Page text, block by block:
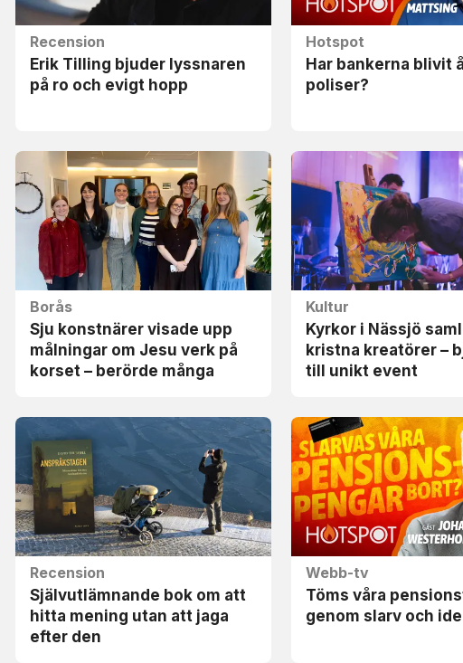
Recension
Erik Tilling bjuder lyssnaren
på ro och evigt hopp
Hotspot
Har bankerna blivit
poliser?
Borås
Sju konstnärer visade upp
målningar om Jesu verk på
korset – berörde många
Kultur
Kyrkor i Nässjö
kristna kreatörer –
till unikt event
Recension
Självutlämnande bok om att
hitta mening utan att jaga
efter den
Webb-tv
Töms våra
genom slarv och